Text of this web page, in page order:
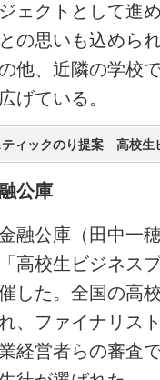
ェクトとして進
の思いも込めら
他、近隣の学校
げている。
ィックのり提案 高校生
公庫
融公庫（田中一
高校生ビジネス
した。全国の高
、ファイナリス
経営者らの審査